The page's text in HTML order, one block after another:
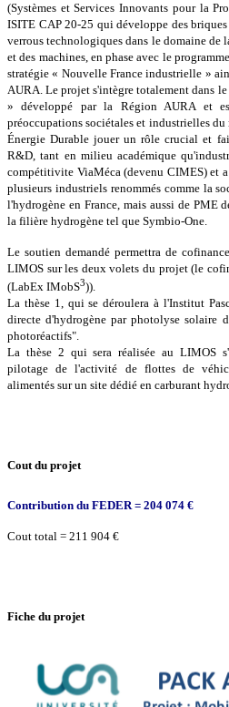
(Systèmes et Services Innovants pour la
ISITE CAP 20-25 qui développe des
verrous technologiques dans le domaine de
et des machines, en phase avec le
stratégie « Nouvelle France industrielle »
AURA. Le projet s'intègre totalement dans
» développé par la Région AURA et
préoccupations sociétales et industrielles
Énergie Durable jouer un rôle crucial et
R&D, tant en milieu académique
compétitivite ViaMéca (devenu CIMES) et
plusieurs industriels renommés comme la
l'hydrogène en France, mais aussi de PME
la filière hydrogène tel que Symbio-One.
Le soutien demandé permettra de
LIMOS sur les deux volets du projet (le
(LabEx IMobS3)).
La thèse 1, qui se déroulera à l'Institut
directe d'hydrogène par photolyse solaire
photoréactifs".
La thèse 2 qui sera réalisée au LIMOS
pilotage de l'activité de flottes de
alimentés sur un site dédié en carburant
Cout du projet
Contribution du FEDER = 204 074 €
Cout total = 211 904 €
Fiche du projet